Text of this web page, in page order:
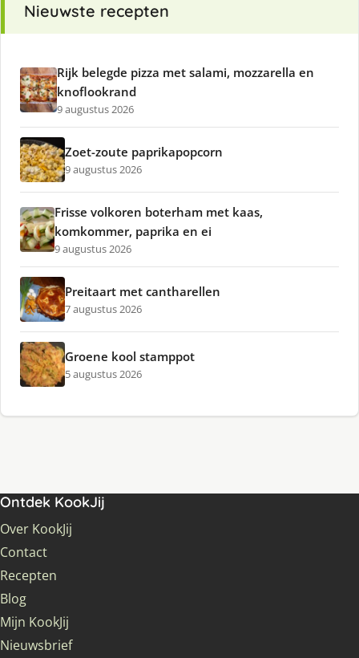
Nieuwste recepten
Rijk belegde pizza met salami, mozzarella en
knoflookrand
9 augustus 2026
Zoet-zoute paprikapopcorn
9 augustus 2026
Frisse volkoren boterham met kaas,
komkommer, paprika en ei
9 augustus 2026
Preitaart met cantharellen
7 augustus 2026
Groene kool stamppot
5 augustus 2026
Ontdek KookJij
Over KookJij
Contact
Recepten
Blog
Mijn KookJij
Nieuwsbrief